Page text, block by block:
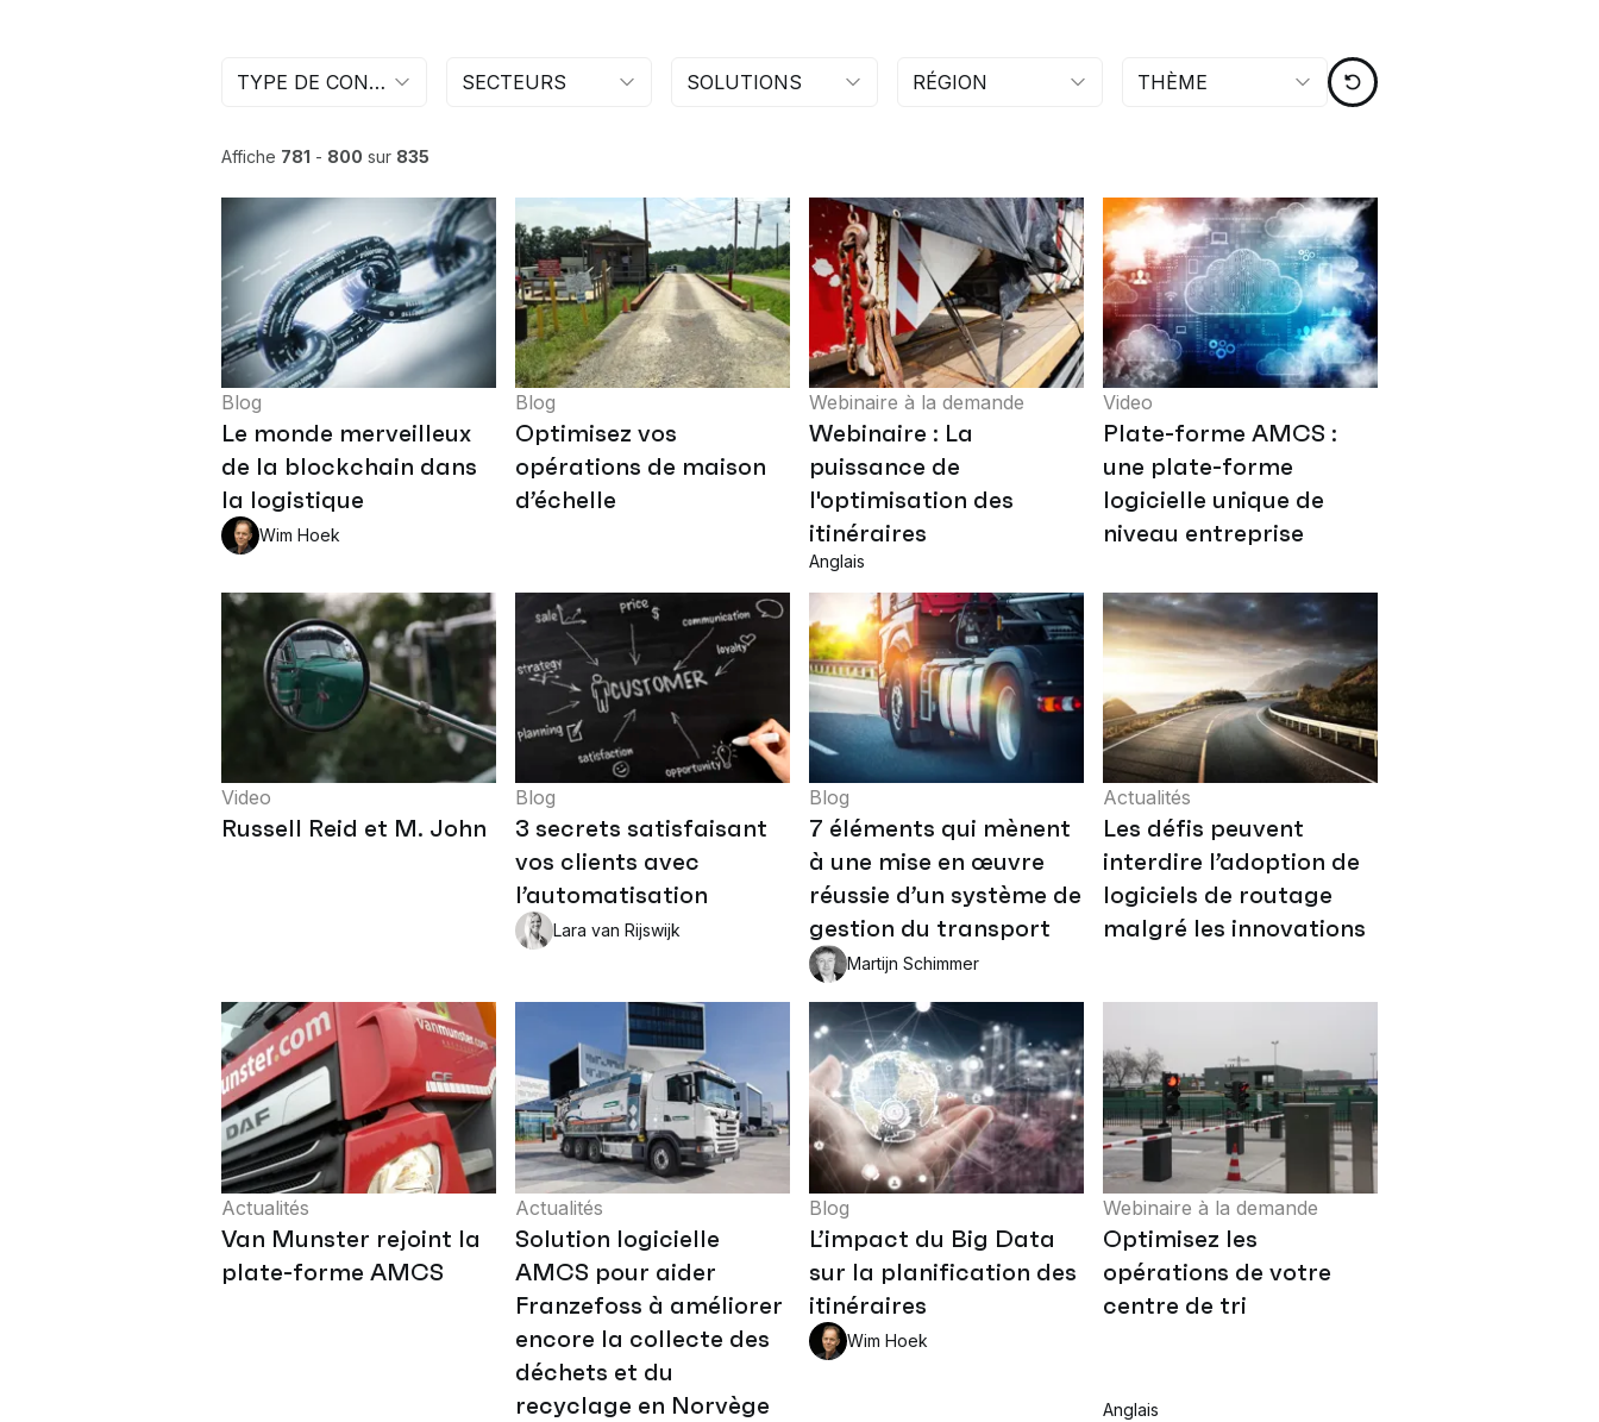
TYPE DE CONTENU SECTEURS SOLUTIONS RÉGION THÈME REMISE À ZÉRO
Affiche 781 - 800 sur 835
Blog
Le monde merveilleux
de la blockchain dans
la logistique
Wim Hoek
Blog
Optimisez vos
opérations de maison
d’échelle
Webinaire à la demande
Webinaire : La
puissance de
l'optimisation des
itinéraires
Anglais
Video
Plate-forme AMCS :
une plate-forme
logicielle unique de
niveau entreprise
Video
Russell Reid et M. John
Blog
3 secrets satisfaisant
vos clients avec
l’automatisation
Lara van Rijswijk
Blog
7 éléments qui mènent
à une mise en œuvre
réussie d’un système de
gestion du transport
Martijn Schimmer
Actualités
Les défis peuvent
interdire l’adoption de
logiciels de routage
malgré les innovations
Actualités
Van Munster rejoint la
plate-forme AMCS
Actualités
Solution logicielle
AMCS pour aider
Franzefoss à améliorer
encore la collecte des
déchets et du
recyclage en Norvège
Blog
L’impact du Big Data
sur la planification des
itinéraires
Wim Hoek
Webinaire à la demande
Optimisez les
opérations de votre
centre de tri
Anglais